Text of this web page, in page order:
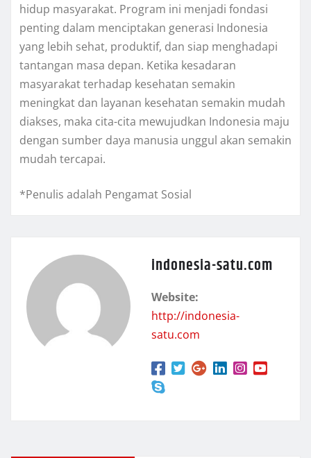
hidup masyarakat. Program ini menjadi fondasi
penting dalam menciptakan generasi Indonesia
yang lebih sehat, produktif, dan siap menghadapi
tantangan masa depan. Ketika kesadaran
masyarakat terhadap kesehatan semakin
meningkat dan layanan kesehatan semakin mudah
diakses, maka cita-cita mewujudkan Indonesia maju
dengan sumber daya manusia unggul akan semakin
mudah tercapai.
*Penulis adalah Pengamat Sosial
indonesia-satu.com
Website:
http://indonesia-
satu.com